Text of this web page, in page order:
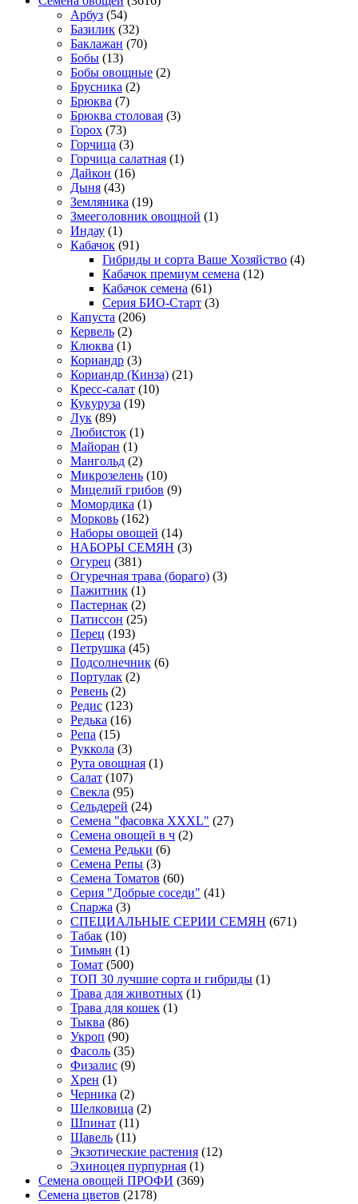
Арбуз (54)
Базилик (32)
Баклажан (70)
Бобы (13)
Бобы овощные (2)
Брусника (2)
Брюква (7)
Брюква столовая (3)
Горох (73)
Горчица (3)
Горчица салатная (1)
Дайкон (16)
Дыня (43)
Земляника (19)
Змееголовник овощной (1)
Индау (1)
Кабачок (91)
Гибриды и сорта Ваше Хозяйство (4)
Кабачок премиум семена (12)
Кабачок семена (61)
Серия БИО-Старт (3)
Капуста (206)
Кервель (2)
Клюква (1)
Кориандр (3)
Кориандр (Кинза) (21)
Кресс-салат (10)
Кукуруза (19)
Лук (89)
Любисток (1)
Майоран (1)
Мангольд (2)
Микрозелень (10)
Мицелий грибов (9)
Момордика (1)
Морковь (162)
Наборы овощей (14)
НАБОРЫ СЕМЯН (3)
Огурец (381)
Огуречная трава (бораго) (3)
Пажитник (1)
Пастернак (2)
Патиссон (25)
Перец (193)
Петрушка (45)
Подсолнечник (6)
Портулак (2)
Ревень (2)
Редис (123)
Редька (16)
Репа (15)
Руккола (3)
Рута овощная (1)
Салат (107)
Свекла (95)
Сельдерей (24)
Семена "фасовка XXXL" (27)
Семена овощей в ч (2)
Семена Редьки (6)
Семена Репы (3)
Семена Томатов (60)
Серия "Добрые соседи" (41)
Спаржа (3)
СПЕЦИАЛЬНЫЕ СЕРИИ СЕМЯН (671)
Табак (10)
Тимьян (1)
Томат (500)
ТОП 30 лучшие сорта и гибриды (1)
Трава для животных (1)
Трава для кошек (1)
Тыква (86)
Укроп (90)
Фасоль (35)
Физалис (9)
Хрен (1)
Черника (2)
Шелковица (2)
Шпинат (11)
Щавель (11)
Экзотические растения (12)
Эхиноцея пурпурная (1)
Семена овощей ПРОФИ (369)
Семена цветов (2178)